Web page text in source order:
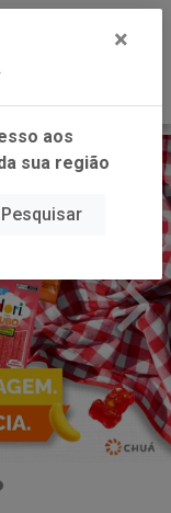
×
aos
sua região
Pesquisar